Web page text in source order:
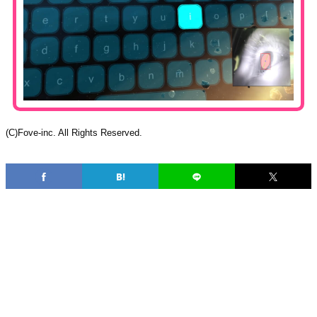
(C)Fove-inc. All Rights Reserved.